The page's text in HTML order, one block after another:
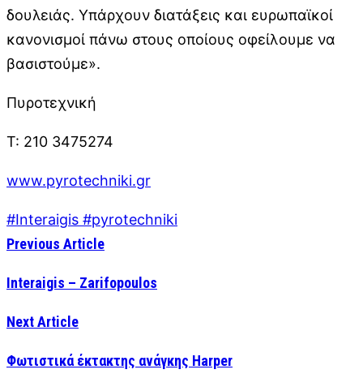
δουλειάς. Υπάρχουν διατάξεις και ευρωπαϊκοί
κανονισμοί πάνω στους οποίους οφείλουμε να
βασιστούμε».
Πυροτεχνική
Τ: 210 3475274
www.pyrotechniki.gr
#Interaigis #pyrotechniki
Previous Article
Interaigis – Zarifopoulos
Next Article
Φωτιστικά έκτακτης ανάγκης Harper